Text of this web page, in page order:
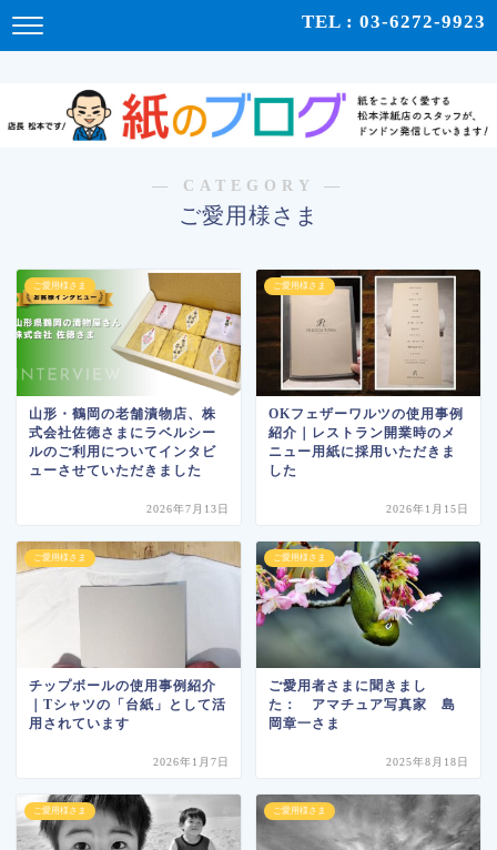
TEL : 03-6272-9923
― CATEGORY ―
ご愛用様さま
ご愛用様さま
山形・鶴岡の老舗漬物店、株
式会社佐徳さまにラベルシー
ルのご利用についてインタビ
ューさせていただきました
2026年7月13日
ご愛用様さま
OKフェザーワルツの使用事例
紹介｜レストラン開業時のメ
ニュー用紙に採用いただきま
した
2026年1月15日
ご愛用様さま
チップボールの使用事例紹介
｜Tシャツの「台紙」として活
用されています
2026年1月7日
ご愛用様さま
ご愛用者さまに聞きまし
た： アマチュア写真家 島
岡章一さま
2025年8月18日
ご愛用様さま ご愛用様さま